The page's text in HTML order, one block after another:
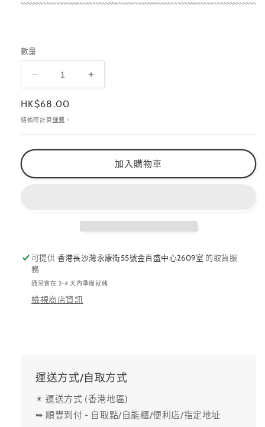
數量
On
Gel
固
體
貼
膠
Press
On
體
貼
膠
定
價
HK$68.00
結帳時計算運費 。
加入購物車
可提供 香港長沙灣永康街55號金百盛中心2609室 的取貨服
務
通常會在 2-4 天內準備就緒
檢視商店資訊
運送方式/自取方式
✴ 運送方式 (香港地區)
➥ 順豐到付 - 自取點/自能櫃/便利店/指定地址